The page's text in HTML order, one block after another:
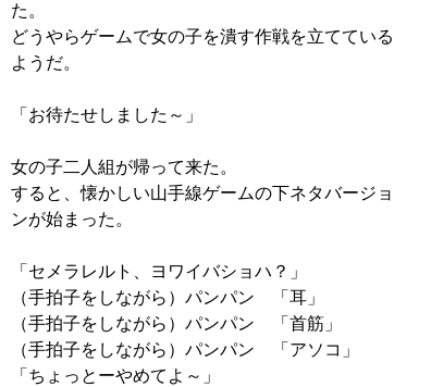
た。
どうやらゲームで女の子を潰す作戦を立てている
ようだ。
「お待たせしました～」
女の子二人組が帰って来た。
すると、懐かしい山手線ゲームの下ネタバージョ
ンが始まった。
「セメラレルト、ヨワイバショハ？」
（手拍子をしながら）パンパン 「耳」
（手拍子をしながら）パンパン 「首筋」
（手拍子をしながら）パンパン 「アソコ」
「ちょっとーやめてよ～」